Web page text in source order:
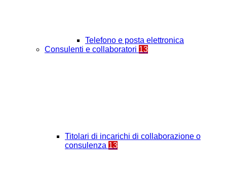
Telefono e posta elettronica
Consulenti e collaboratori 13
Titolari di incarichi di collaborazione o
consulenza 13